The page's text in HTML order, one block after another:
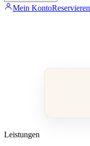
Mein KontoReservieren
Leistungen